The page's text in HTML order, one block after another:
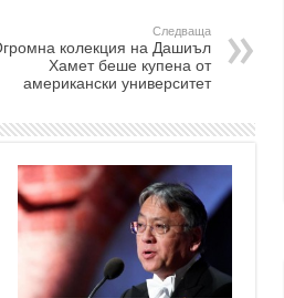
Следваща
колекция на Дашиъл
Хамет беше купена от
американски университет